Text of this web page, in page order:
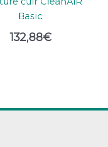
Basic
132,88€